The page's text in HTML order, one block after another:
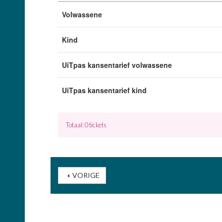
Volwassene
Kind
UiTpas kansentarief volwassene
UiTpas kansentarief kind
Totaal: 0 tickets
VORIGE